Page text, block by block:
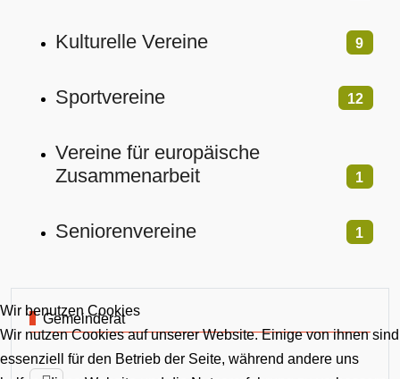
Kulturelle Vereine 9
Sportvereine 12
Vereine für europäische
Zusammenarbeit
1
Seniorenvereine 1
Gemeinderat
Wir benutzen Cookies
Wir nutzen Cookies auf unserer Website. Einige von ihnen sind
essenziell für den Betrieb der Seite, während andere uns